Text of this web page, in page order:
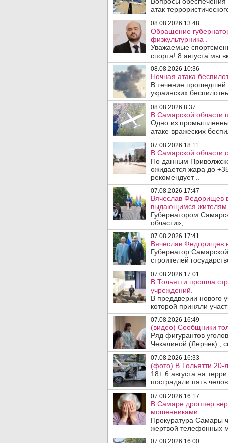
атак
08.08.2026 13:48
Обращение
физкультурника .
Уважаемые
спорта! 8 августа мы
08.08.2026 10:36
Ночная атака
В течение
украинских
08.08.2026 8:37
В Самарской области
Одно из
атаке вражеских
07.08.2026 18:11
В Самарской области
По данным
ожидается жара до
рекомендует ..
07.08.2026 17:47
Вячеслав Федорищев
выдающимся жителям
Губернатором
области», ..
07.08.2026 17:41
Вячеслав Федорищев
Губернатор
строителей
07.08.2026 17:01
В Тольятти прошла
учреждений.
В преддверии нового
которой приняли
07.08.2026 16:49
(видео) Сообщники
Ряд фигурантов
Чекалиной (Лерчек) ,
07.08.2026 16:33
(фото) В Тольятти 20-
18+ 6 августа на
пострадали пять
07.08.2026 16:17
В Самаре дроппер
мошенниками.
Прокуратура Самары
жертвой телефонных
07.08.2026 16:00